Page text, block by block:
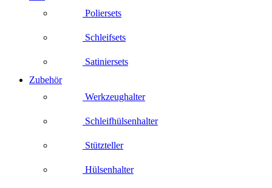
Poliersets
Schleifsets
Satiniersets
Zubehör
Werkzeughalter
Schleifhülsenhalter
Stützteller
Hülsenhalter